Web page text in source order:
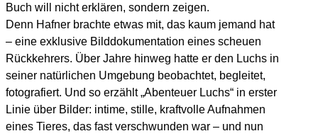
Buch will nicht erklären, sondern zeigen.
Denn Hafner brachte etwas mit, das kaum jemand hat
– eine exklusive Bilddokumentation eines scheuen
Rückkehrers. Über Jahre hinweg hatte er den Luchs in
seiner natürlichen Umgebung beobachtet, begleitet,
fotografiert. Und so erzählt „Abenteuer Luchs“ in erster
Linie über Bilder: intime, stille, kraftvolle Aufnahmen
eines Tieres, das fast verschwunden war – und nun